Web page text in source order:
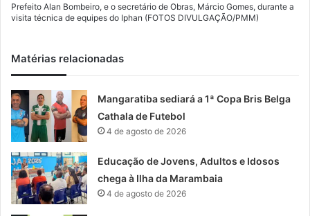
Prefeito Alan Bombeiro, e o secretário de Obras, Márcio Gomes, durante a
visita técnica de equipes do Iphan (FOTOS DIVULGAÇÃO/PMM)
Matérias relacionadas
Mangaratiba sediará a 1ª Copa Bris Belga
Cathala de Futebol
4 de agosto de 2026
Educação de Jovens, Adultos e Idosos
chega à Ilha da Marambaia
4 de agosto de 2026